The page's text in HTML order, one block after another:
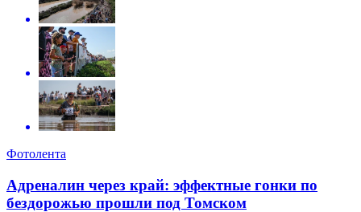
Фотолента
Адреналин через край: эффектные гонки по
бездорожью прошли под Томском